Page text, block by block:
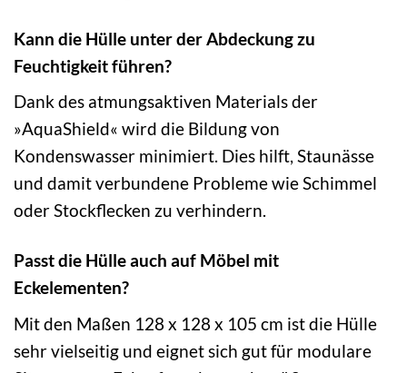
Kann die Hülle unter der Abdeckung zu
Feuchtigkeit führen?
Dank des atmungsaktiven Materials der
»AquaShield« wird die Bildung von
Kondenswasser minimiert. Dies hilft, Staunässe
und damit verbundene Probleme wie Schimmel
oder Stockflecken zu verhindern.
Passt die Hülle auch auf Möbel mit
Eckelementen?
Mit den Maßen 128 x 128 x 105 cm ist die Hülle
sehr vielseitig und eignet sich gut für modulare